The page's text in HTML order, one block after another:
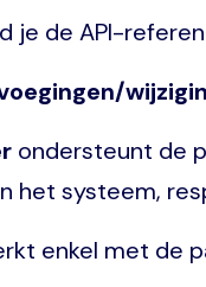
je de API-
ondersteunt de
het systeem,
enkel met de